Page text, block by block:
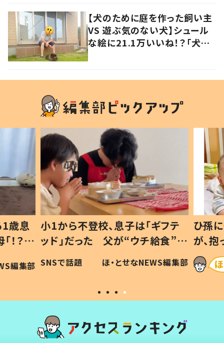
【犬のために庭を作った飼い主
VS 遊ぶ気のない犬】シュール
な絵に21.1万いいね！？「犬の
歳息
？」
編集部
小1から不登校、息子は「ギフテ
ッド」だった 父が“ウチ給食”を
作り続ける理由とは #令和の親
#令和の子
SNSで話題 ほ・とせなNEWS編集部
ひ孫
が、
「涙
い」